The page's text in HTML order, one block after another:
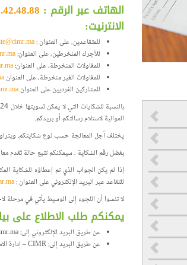
الهاتف عبر الرقم :
الانترنيت:
للمتقاعدين، على العنوان :
للأجراء المنخرطين، على العنوان:
للمقاولات المنخرطة، على العنوان:
للمقاولات الغير منخرطة، على العنوان
للمشاركين الفرديين على العنوان
الموالية لاستلام رسالتكم أو بريدكم.
يختلف أجل المعالجة حسب نوع شكايتكم. ويتراوح
بفضل رقم الشكاية ، سيمكنكم تتبع حالة تقدم
إذا لم يكن الجواب الذي تم إعطاؤه للشكاية
للتقاعد عبر البريد الإلكتروني على العنوان :
لا تنسوا أن اللجوء إلى الوسيط يأتي في مرحلة
يمكنكم طلب الاطلاع على
عن طريق البريد الإلكتروني إلى: conformite@cimr.ma
عن طريق البريد إلى: CIMR – إدارة الامتثال – تقاطع شارع أيروبوستال وشارع مانستريت كازا أنفا. الحي الحسني . الدار البيضاء.